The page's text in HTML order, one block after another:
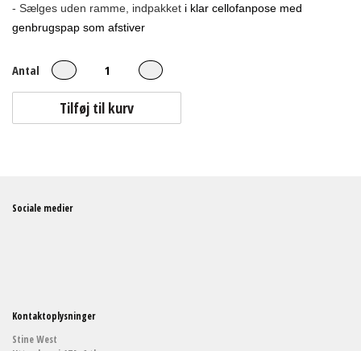
- Sælges uden ramme, indpakket i klar cellofanpose med
genbrugspap som afstiver
Antal
Tilføj til kurv
Sociale medier
Kontaktoplysninger
Stine West